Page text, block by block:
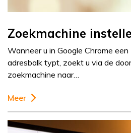
Zoekmachine
Wanneer u in Google Chrome
adresbalk typt, zoekt u via de
zoekmachine naar…
Meer